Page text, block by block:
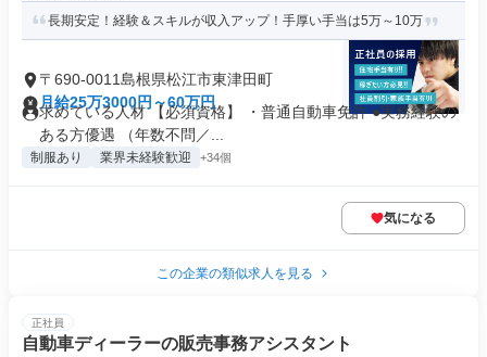
長期安定！経験＆スキルが収入アップ！手厚い手当は5万～10万
〒690-0011島根県松江市東津田町
月給25万3000円～60万円
求めている人材 【必須資格】 ・普通自動車免許 ●実務経験の
ある方優遇 （年数不問／...
制服あり 業界未経験歓迎 +34個
気になる
この企業の類似求人を見る
正社員
自動車ディーラーの販売事務アシスタント